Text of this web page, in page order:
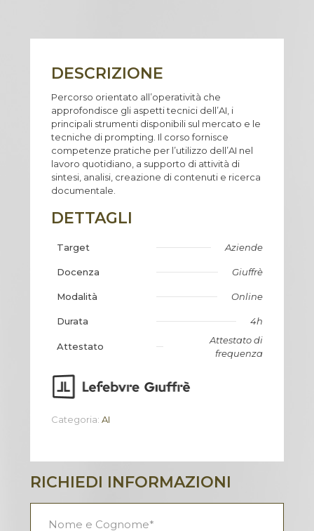
DESCRIZIONE
Percorso orientato all’operatività che
approfondisce gli aspetti tecnici dell’AI, i
principali strumenti disponibili sul mercato e le
tecniche di prompting. Il corso fornisce
competenze pratiche per l’utilizzo dell’AI nel
lavoro quotidiano, a supporto di attività di
sintesi, analisi, creazione di contenuti e ricerca
documentale.
DETTAGLI
Target Aziende
Docenza Giuffrè
Modalità Online
Durata 4h
Attestato
Attestato di
frequenza
Categoria: AI
RICHIEDI INFORMAZIONI